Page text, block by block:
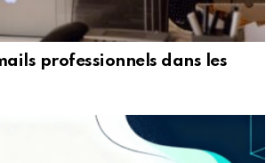
professionnels dans les